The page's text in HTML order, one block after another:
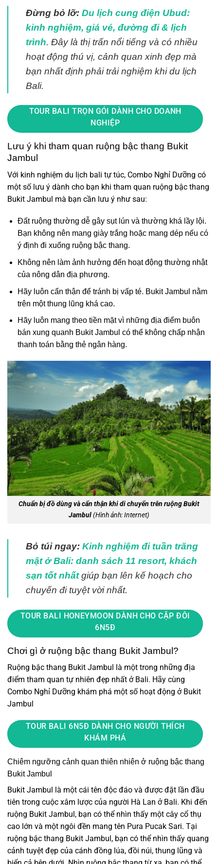
Đừng bỏ lỡ: Du lịch cung điện Ubud:
kinh nghiệm, giá vé, đường đi & lịch
trình. Đây là thị trấn nổi tiếng và có nhiều
hoạt động thú vị, cảnh quan xinh đẹp mà
bạn nhất định phải trải nghiệm khi du lịch
Bali.
TOUR BALI TRỌN GÓI DÀNH CHO DOANH
NGHIỆP
Lưu ý khi tham quan ruộng bậc thang Bukit
Jambul
Với kinh nghiệm du lịch bali tự túc, Combo Nghỉ Dưỡng có
một số lưu ý dành cho bạn khi tham quan ruộng bậc thang
Bukit Jambul mà bạn cần lưu ý như sau:
Đất ruộng thường dễ gây sụt lún và thường khá lầy lội.
Bạn không nên mang giày trắng hoặc mang dép nếu có
ý định đi xuống ruộng bậc thang.
Không nên làm ảnh hưởng đến hoạt động thường nhật
của nông dân địa phương.
Hãy luôn cẩn thận để tránh bị vấp té. Bukit Jambul nằm
trên một thung lũng khá cao.
Hãy luôn mang theo tiền mặt vì những địa điểm buôn
bán xung quanh Bukit Jambul có thể không chấp nhận
thanh toán bằng thẻ ngân hàng.
Chuẩn bị đồ dùng và cẩn thận khi di chuyển trên ruộng Bukit
Jambul(Hình ảnh: Internet)
Bỏ túi ngay: Kinh nghiệm đi tuần trăng
mật ở Bali: danh sách 11 resort, khách
sạn tốt nhấtgiúp bạn lên kế hoạch cho
chuyến đi tuyệt vời nhất.
TOUR BALI HONEYMOON DÀNH CHO CẶP ĐÔI
6N5Đ
Chơi gì ở ruộng bậc thang Bukit Jambul?
Ruộng bậc thang Bukit Jambul là một trong những địa
điểm tham quan tự nhiên đẹp nhất ở Bali. Hãy cùng
Combo Nghỉ Dưỡng khám phá một số hoạt động ở Bukit
Jambul
TOUR BALI 6N5Đ DÀNH CHO NGƯỜI THÍCH
KHÁM PHÁ
Chiêm ngưỡng cảnh quan thiên nhiên ở ruộng bậc thang
Bukit Jambul
Bukit Jambul là một cái tên độc đáo và được đặt lần đầu
tiên trong cuộc xâm lược của người Hà Lan ở Bali. Khi đến
ruộng Bukit Jambul, bạn có thể nhìn thấy một cây cổ thụ
cao lớn và một ngôi đền mang tên Pura Pucak Sari. Tại
ruộng bậc thang Bukit Jambul, bạn có thể nhìn thấy quang
cảnh tuyệt đẹp của cánh đồng lúa, đồi núi, thung lũng và